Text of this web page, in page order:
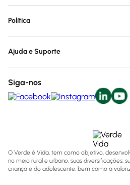
Política
Ajuda e Suporte
Siga-nos
O Verde é Vida, tem como objetivo,
no meio rural e urbano, suas diversificações,
criança e do adolescente, bem como a